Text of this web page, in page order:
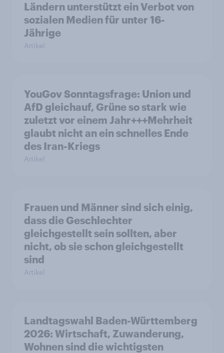
Ländern unterstützt ein Verbot von
sozialen Medien für unter 16-
Jährige
Artikel
YouGov Sonntagsfrage: Union und
AfD gleichauf, Grüne so stark wie
zuletzt vor einem Jahr+++Mehrheit
glaubt nicht an ein schnelles Ende
des Iran-Kriegs
Artikel
Frauen und Männer sind sich einig,
dass die Geschlechter
gleichgestellt sein sollten, aber
nicht, ob sie schon gleichgestellt
sind
Artikel
Landtagswahl Baden-Württemberg
2026: Wirtschaft, Zuwanderung,
Wohnen sind die wichtigsten